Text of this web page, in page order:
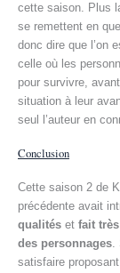
cette saison. Plus
se remettent en
donc dire que l’on
celle où les
pour survivre,
situation à leur
seul l’auteur en
Conclusion
Cette saison 2 de
précédente avait
qualités et fait
des personnages.
satisfaire